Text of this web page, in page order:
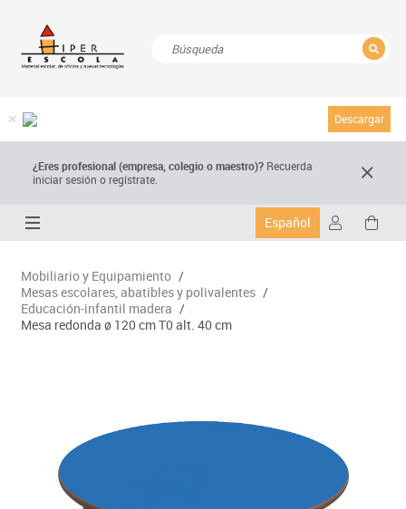
Descargar
¿Eres profesional (empresa, colegio o maestro)? Recuerda
iniciar sesión o regístrate.
Español
Mobiliario y Equipamiento /
Mesas escolares, abatibles y polivalentes /
Educación-infantil madera /
Mesa redonda ø 120 cm T0 alt. 40 cm